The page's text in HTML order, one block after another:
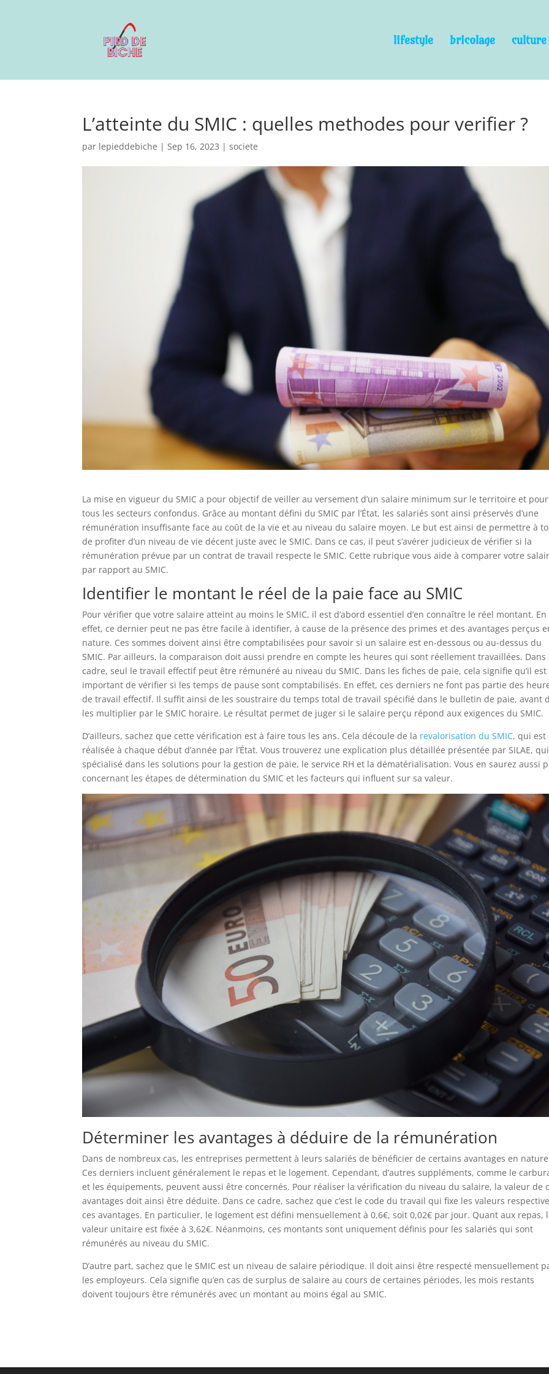
lifestyle bricolage culture
L’atteinte du SMIC : quelles methodes pour verifier ?
par lepieddebiche |Sep 16, 2023 |societe
La mise en vigueur du SMIC a pour objectif de veiller au versement d’un salaire minimum sur le territoire et pour
tous les secteurs confondus. Grâce au montant défini du SMIC par l’État, les salariés sont ainsi préservés d’une
rémunération insuffisante face au coût de la vie et au niveau du salaire moyen. Le but est ainsi de permettre à
de profiter d’un niveau de vie décent juste avec le SMIC. Dans ce cas, il peut s’avérer judicieux de vérifier si la
rémunération prévue par un contrat de travail respecte le SMIC. Cette rubrique vous aide à comparer votre
par rapport au SMIC.
Identifier le montant le réel de la paie face au SMIC
Pour vérifier que votre salaire atteint au moins le SMIC, il est d’abord essentiel d’en connaître le réel montant. En
effet, ce dernier peut ne pas être facile à identifier, à cause de la présence des primes et des avantages perçus
nature. Ces sommes doivent ainsi être comptabilisées pour savoir si un salaire est en-dessous ou au-dessus du
SMIC. Par ailleurs, la comparaison doit aussi prendre en compte les heures qui sont réellement travaillées. Dans
cadre, seul le travail effectif peut être rémunéré au niveau du SMIC. Dans les fiches de paie, cela signifie qu’il est
important de vérifier si les temps de pause sont comptabilisés. En effet, ces derniers ne font pas partie des
de travail effectif. Il suffit ainsi de les soustraire du temps total de travail spécifié dans le bulletin de paie, avant
les multiplier par le SMIC horaire. Le résultat permet de juger si le salaire perçu répond aux exigences du SMIC.
D’ailleurs, sachez que cette vérification est à faire tous les ans. Cela découle de la revalorisation du SMIC, qui est
réalisée à chaque début d’année par l’État. Vous trouverez une explication plus détaillée présentée par SILAE,
spécialisé dans les solutions pour la gestion de paie, le service RH et la dématérialisation. Vous en saurez aussi
concernant les étapes de détermination du SMIC et les facteurs qui influent sur sa valeur.
Déterminer les avantages à déduire de la rémunération
Dans de nombreux cas, les entreprises permettent à leurs salariés de bénéficier de certains avantages en
Ces derniers incluent généralement le repas et le logement. Cependant, d’autres suppléments, comme le
et les équipements, peuvent aussi être concernés. Pour réaliser la vérification du niveau du salaire, la valeur de
avantages doit ainsi être déduite. Dans ce cadre, sachez que c’est le code du travail qui fixe les valeurs
ces avantages. En particulier, le logement est défini mensuellement à 0,6€, soit 0,02€ par jour. Quant aux repas,
valeur unitaire est fixée à 3,62€. Néanmoins, ces montants sont uniquement définis pour les salariés qui sont
rémunérés au niveau du SMIC.
D’autre part, sachez que le SMIC est un niveau de salaire périodique. Il doit ainsi être respecté mensuellement
les employeurs. Cela signifie qu’en cas de surplus de salaire au cours de certaines périodes, les mois restants
doivent toujours être rémunérés avec un montant au moins égal au SMIC.